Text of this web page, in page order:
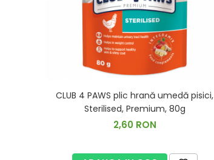
CLUB 4 PAWS plic hrană umedă pisici,
Sterilised, Premium, 80g
2,60 RON